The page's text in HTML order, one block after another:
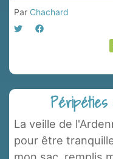
Par Chachard
La veille de
pour être